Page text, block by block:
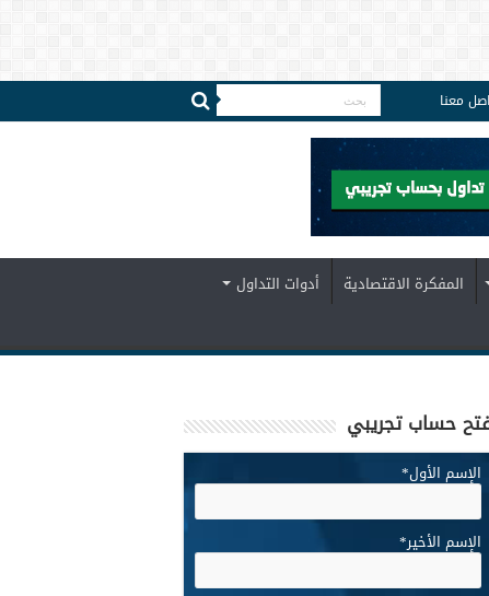
معنا
المفكرة الاقتصادية
أدوات التداول
حساب تجريبي
الإسم الأول*
الإسم الأخير*